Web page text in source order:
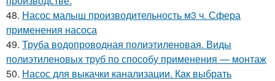
48. Насос малыш производительность м3 ч. Сфера
применения насоса
49. Труба водопроводная полиэтиленовая. Виды
полиэтиленовых труб по способу применения — монтаж
50. Насос для выкачки канализации. Как выбрать